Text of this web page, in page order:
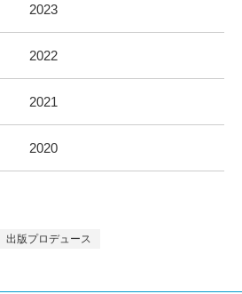
2023
2022
2021
2020
出版プロデュース